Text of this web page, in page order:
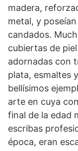
madera,
metal, y
candados.
cubiertas de
adornadas con
plata, esmaltes
bellísimos
arte en cuya
final de la edad
escribas
época, eran